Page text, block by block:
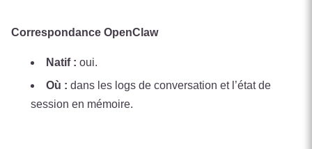
Correspondance OpenClaw
Natif : oui.
Où : dans les logs de conversation et l’état de
session en mémoire.